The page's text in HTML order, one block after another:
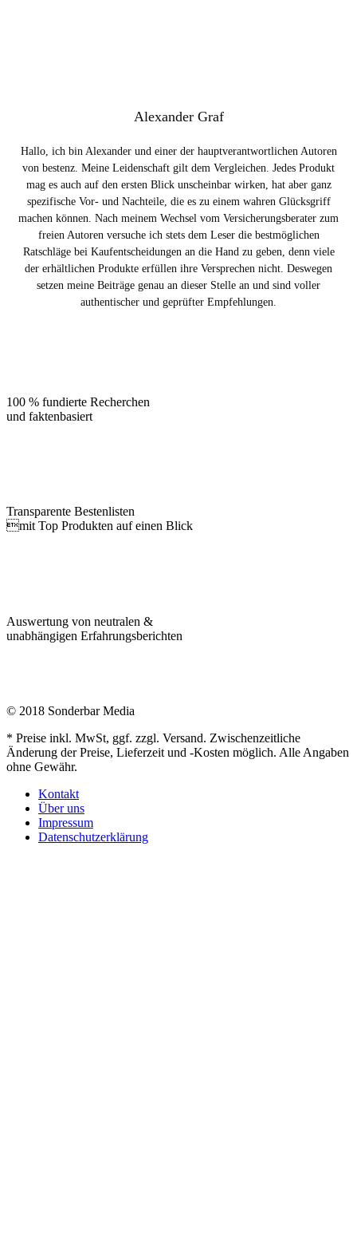
Alexander Graf
Hallo, ich bin Alexander und einer der hauptverantwortlichen Autoren
von bestenz. Meine Leidenschaft gilt dem Vergleichen. Jedes Produkt
mag es auch auf den ersten Blick unscheinbar wirken, hat aber ganz
spezifische Vor- und Nachteile, die es zu einem wahren Glücksgriff
machen können. Nach meinem Wechsel vom Versicherungsberater zum
freien Autoren versuche ich stets dem Leser die bestmöglichen
Ratschläge bei Kaufentscheidungen an die Hand zu geben, denn viele
der erhältlichen Produkte erfüllen ihre Versprechen nicht. Deswegen
setzen meine Beiträge genau an dieser Stelle an und sind voller
authentischer und geprüfter Empfehlungen.
100 % fundierte Recherchen
und faktenbasiert
Transparente Bestenlisten
mit Top Produkten auf einen Blick
Auswertung von neutralen &
unabhängigen Erfahrungsberichten
© 2018 Sonderbar Media
* Preise inkl. MwSt, ggf. zzgl. Versand. Zwischenzeitliche
Änderung der Preise, Lieferzeit und -Kosten möglich. Alle Angaben
ohne Gewähr.
Kontakt
Über uns
Impressum
Datenschutzerklärung